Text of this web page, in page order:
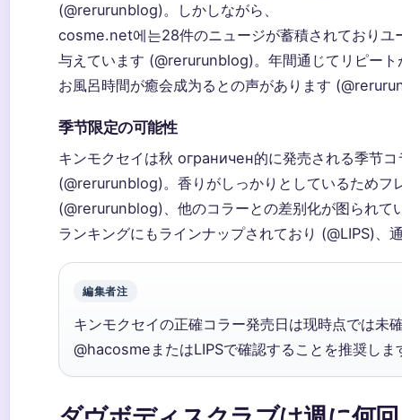
(@rerurunblog)。しかしながら、
cosme.net에는28件のニュージが蓄積されておりユ
与えています (@rerurunblog)。年間通じてリピート
お風呂時間が癒会成为るとの声があります
季节限定の可能性
キンモクセイは秋 ограничен的に発売される季节
(@rerurunblog)。香りがしっかりとしているためフ
(@rerurunblog)、他のコラーとの差别化が图られて
ランキングにもラインナップされており (@LIPS)、
編集者注
キンモクセイの正確コラー発売日は现時点では未
@hacosmeまたはLIPSで確認することを推奨しま